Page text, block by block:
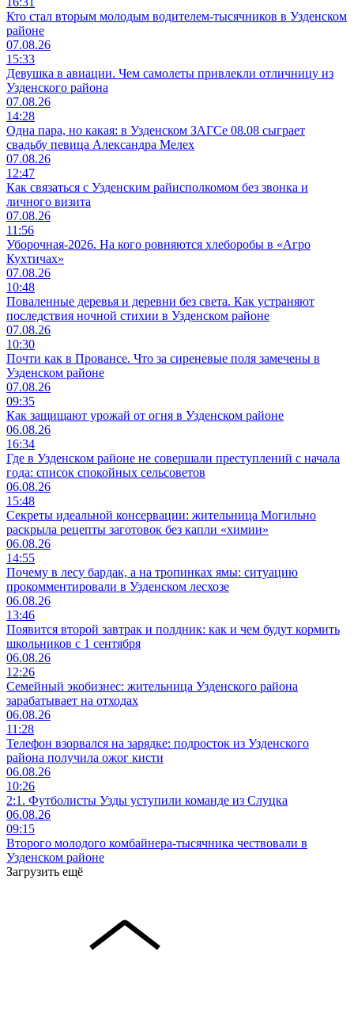
Кто стал вторым молодым водителем-тысячников в Узденском
районе
07.08.26
15:33
Девушка в авиации. Чем самолеты привлекли отличницу из
Узденского района
07.08.26
14:28
Одна пара, но какая: в Узденском ЗАГСе 08.08 сыграет
свадьбу певица Александра Мелех
07.08.26
12:47
Как связаться с Узденским райисполкомом без звонка и
личного визита
07.08.26
11:56
Уборочная-2026. На кого ровняются хлеборобы в «Агро
Кухтичах»
07.08.26
10:48
Поваленные деревья и деревни без света. Как устраняют
последствия ночной стихии в Узденском районе
07.08.26
10:30
Почти как в Провансе. Что за сиреневые поля замечены в
Узденском районе
07.08.26
09:35
Как защищают урожай от огня в Узденском районе
06.08.26
16:34
Где в Узденском районе не совершали преступлений с начала
года: список спокойных сельсоветов
06.08.26
15:48
Секреты идеальной консервации: жительница Могильно
раскрыла рецепты заготовок без капли «химии»
06.08.26
14:55
Почему в лесу бардак, а на тропинках ямы: ситуацию
прокомментировали в Узденском лесхозе
06.08.26
13:46
Появится второй завтрак и полдник: как и чем будут кормить
школьников с 1 сентября
06.08.26
12:26
Семейный экобизнес: жительница Узденского района
зарабатывает на отходах
06.08.26
11:28
Телефон взорвался на зарядке: подросток из Узденского
района получила ожог кисти
06.08.26
10:26
2:1. Футболисты Узды уступили команде из Слуцка
06.08.26
09:15
Второго молодого комбайнера-тысячника чествовали в
Узденском районе
Загрузить ещё